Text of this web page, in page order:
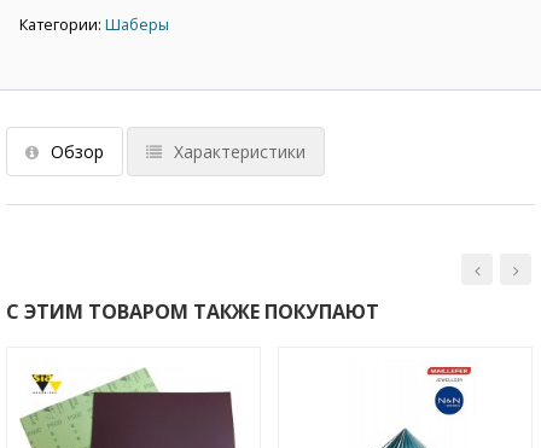
Категории: Шаберы
Обзор Характеристики
С ЭТИМ ТОВАРОМ ТАКЖЕ ПОКУПАЮТ